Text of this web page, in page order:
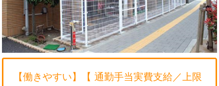
【働きやすい】【 通勤手当実費支給／上限